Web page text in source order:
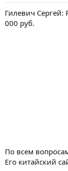
Гилевич Сергей:
000 руб.
По всем
Его китайский